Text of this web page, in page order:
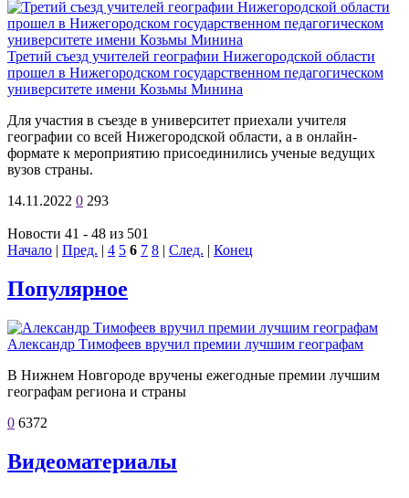
Третий съезд учителей географии Нижегородской области
прошел в Нижегородском государственном педагогическом
университете имени Козьмы Минина
Для участия в съезде в университет приехали учителя
географии со всей Нижегородской области, а в онлайн-
формате к мероприятию присоединились ученые ведущих
вузов страны.
14.11.2022 0 293
Новости 41 - 48 из 501
Начало | Пред. | 4 5 6 7 8 | След. | Конец
Популярное
Александр Тимофеев вручил премии лучшим географам
В Нижнем Новгороде вручены ежегодные премии лучшим
географам региона и страны
0 6372
Видеоматериалы